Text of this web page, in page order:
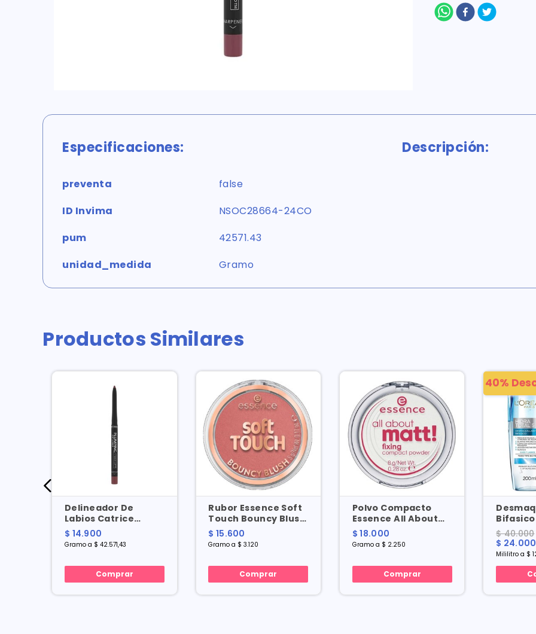
Especificaciones:
preventa
false
ID Invima
NSOC28664-24CO
pum
42571.43
unidad_medida
Gramo
Descripción:
Productos Similares
Delineador De
Labios Catrice
Plumping Lip Liner
No. 40 X 0.35 Gr
$ 14.900
Gramo a $ 42.571,43
Comprar
Rubor Essence Soft
Touch Bouncy Blush
No. 10 X 5 Gr
$ 15.600
Gramo a $ 3.120
Comprar
Polvo Compacto
Essence All About
Matt Fixing X 8 Gr
$ 18.000
Gramo a $ 2.250
Comprar
40%
Hidra
Ml
$ 40.000
$ 24.000
Mililitro a $